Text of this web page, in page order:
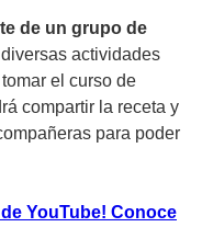
de un grupo de
actividades
el curso de
compartir la receta y
para poder
YouTube! Conoce